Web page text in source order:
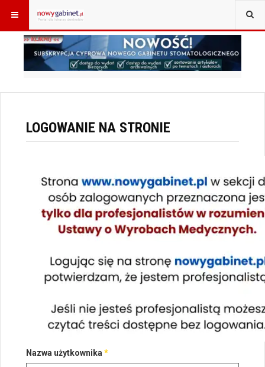
JESTEŚ TUTAJ: START
LOGOWANIE NA STRONIE
Nazwa użytkownika *